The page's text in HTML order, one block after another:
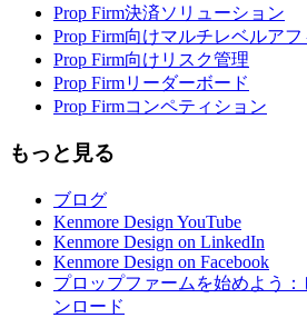
Prop Firm決済ソリューション
Prop Firm向けマルチレベルア
Prop Firm向けリスク管理
Prop Firmリーダーボード
Prop Firmコンペティション
もっと見る
ブログ
Kenmore Design YouTube
Kenmore Design on LinkedIn
Kenmore Design on Facebook
プロップファームを始めよう
ンロード